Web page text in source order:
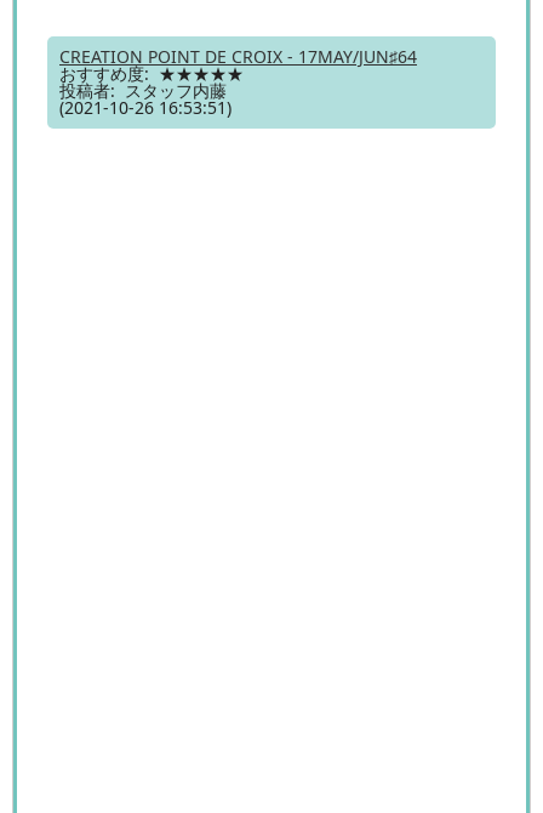
CREATION POINT DE CROIX - 17MAY/JUN♯64
おすすめ度: ★★★★★
投稿者: スタッフ内藤
(2021-10-26 16:53:51)